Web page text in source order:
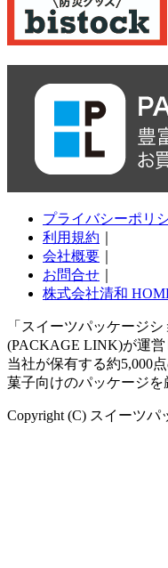
プライバシーポリ
利用規約
会社概要
お問合せ
株式会社清和
「スイーツパッケージシ
(PACKAGE LINK)が運営
当社が保有する約5,000
菓子向けのパッケージを
Copyright (C) スイーツパ